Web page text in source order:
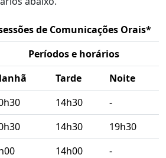
de Comunicações Orais*
Períodos e horários
Tarde
Noite
14h30
-
14h30
19h30
14h00 -